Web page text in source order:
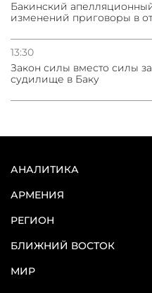
Бакинский
изменений приговоры в
13:30
Закон силы вместо силы
судилище в Баку
АНАЛИТИКА
АРМЕНИЯ
РЕГИОН
БЛИЖНИЙ ВОСТОК
МИР